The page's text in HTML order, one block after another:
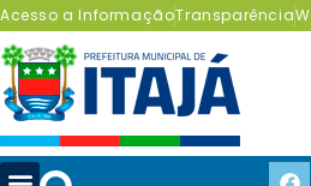
Acesso a InformaçãoTransparência